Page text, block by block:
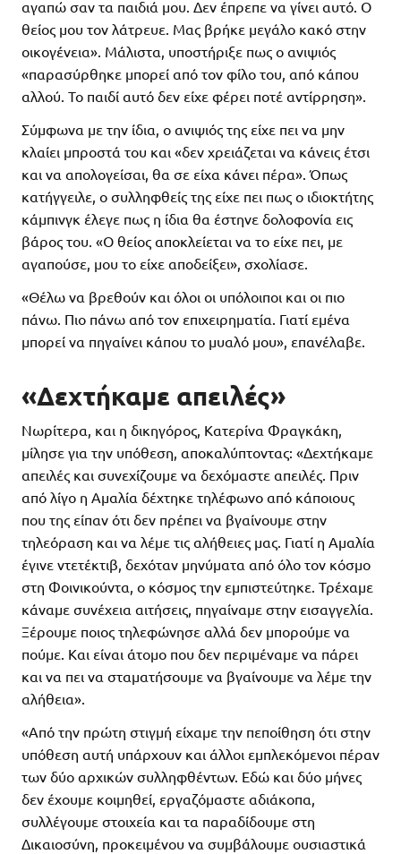
αγαπώ σαν τα παιδιά μου. Δεν έπρεπε να γίνει αυτό. Ο
θείος μου τον λάτρευε. Μας βρήκε μεγάλο κακό στην
οικογένεια». Μάλιστα, υποστήριξε πως ο ανιψιός
«παρασύρθηκε μπορεί από τον φίλο του, από κάπου
αλλού. Το παιδί αυτό δεν είχε φέρει ποτέ αντίρρηση».
Σύμφωνα με την ίδια, ο ανιψιός της είχε πει να μην
κλαίει μπροστά του και «δεν χρειάζεται να κάνεις έτσι
και να απολογείσαι, θα σε είχα κάνει πέρα». Όπως
κατήγγειλε, ο συλληφθείς της είχε πει πως ο ιδιοκτήτης
κάμπινγκ έλεγε πως η ίδια θα έστηνε δολοφονία εις
βάρος του. «Ο θείος αποκλείεται να το είχε πει, με
αγαπούσε, μου το είχε αποδείξει», σχολίασε.
«Θέλω να βρεθούν και όλοι οι υπόλοιποι και οι πιο
πάνω. Πιο πάνω από τον επιχειρηματία. Γιατί εμένα
μπορεί να πηγαίνει κάπου το μυαλό μου», επανέλαβε.
«Δεχτήκαμε απειλές»
Νωρίτερα, και η δικηγόρος, Κατερίνα Φραγκάκη,
μίλησε για την υπόθεση, αποκαλύπτοντας: «Δεχτήκαμε
απειλές και συνεχίζουμε να δεχόμαστε απειλές. Πριν
από λίγο η Αμαλία δέχτηκε τηλέφωνο από κάποιους
που της είπαν ότι δεν πρέπει να βγαίνουμε στην
τηλεόραση και να λέμε τις αλήθειες μας. Γιατί η Αμαλία
έγινε ντετέκτιβ, δεχόταν μηνύματα από όλο τον κόσμο
στη Φοινικούντα, ο κόσμος την εμπιστεύτηκε. Τρέχαμε
κάναμε συνέχεια αιτήσεις, πηγαίναμε στην εισαγγελία.
Ξέρουμε ποιος τηλεφώνησε αλλά δεν μπορούμε να
πούμε. Και είναι άτομο που δεν περιμέναμε να πάρει
και να πει να σταματήσουμε να βγαίνουμε να λέμε την
αλήθεια».
«Από την πρώτη στιγμή είχαμε την πεποίθηση ότι στην
υπόθεση αυτή υπάρχουν και άλλοι εμπλεκόμενοι πέραν
των δύο αρχικών συλληφθέντων. Εδώ και δύο μήνες
δεν έχουμε κοιμηθεί, εργαζόμαστε αδιάκοπα,
συλλέγουμε στοιχεία και τα παραδίδουμε στη
Δικαιοσύνη, προκειμένου να συμβάλουμε ουσιαστικά